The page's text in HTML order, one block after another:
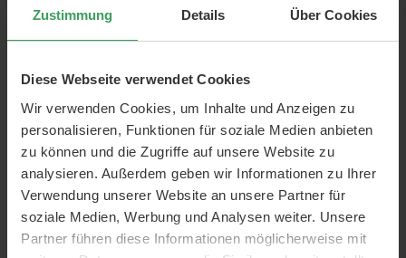
Zustimmung Details Über Cookies
Diese Webseite verwendet Cookies
Wir verwenden Cookies, um Inhalte und Anzeigen zu
personalisieren, Funktionen für soziale Medien anbieten
zu können und die Zugriffe auf unsere Website zu
analysieren. Außerdem geben wir Informationen zu Ihrer
Verwendung unserer Website an unsere Partner für
soziale Medien, Werbung und Analysen weiter. Unsere
Partner führen diese Informationen möglicherweise mit
Artikelnr.:
88033389160466
Marken:
Caudalie
Eigenschaften: Sulfatfrei Silikonefrei Reinigung
Parabenefrei
Beruhigend
Hauttyp:
Alle Hauttypen
ÜBER DAS PRODUKT